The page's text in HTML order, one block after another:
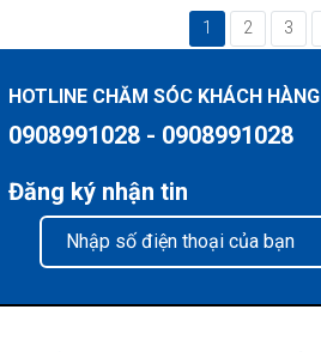
1 2 3
HOTLINE CHĂM SÓC KHÁCH HÀNG
0908991028 - 0908991028
Đăng ký nhận tin